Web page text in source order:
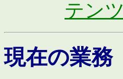
テン
現在の業務